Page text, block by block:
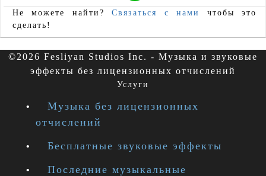
Не можете найти?Связаться с нами
чтобы это
сделать!
©2026 Fesliyan Studios Inc. - Музыка и звуковые
эффекты без лицензионных отчислений
Услуги
Музыка без лицензионных
отчислений
Бесплатные звуковые эффекты
Последние музыкальные